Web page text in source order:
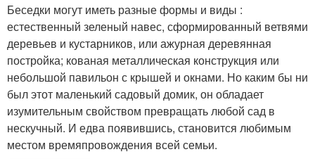
Беседки могут иметь разные формы и виды :
естественный зеленый навес, сформированный ветвями
деревьев и кустарников, или ажурная деревянная
постройка; кованая металлическая конструкция или
небольшой павильон с крышей и окнами. Но каким бы ни
был этот маленький садовый домик, он обладает
изумительным свойством превращать любой сад в
нескучный. И едва появившись, становится любимым
местом времяпровождения всей семьи.